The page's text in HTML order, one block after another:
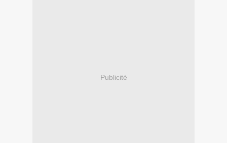
Publicité